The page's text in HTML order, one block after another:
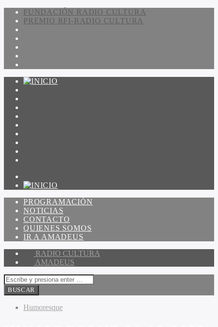
FUNDACIÓN RADIO CULTURA
PREMIO RFI-RADIO CULTURA
PROGRAMACIÓN
NOTICIAS
CONTACTO
QUIENES SOMOS
IR A AMADEUS
RADIO CULTURA
AMADEUS
Humoresque